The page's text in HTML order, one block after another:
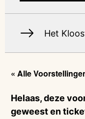
« Alle
Helaas, deze
geweest en
Het